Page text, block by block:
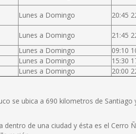
Lunes a Domingo 20:45
Lunes a Domingo
21:45
Lunes a Domingo
09:10
Lunes a Domingo
15:30
Lunes a Domingo 20:00
se ubica a 690 kilometros de
de una ciudad y ésta es el Cerro